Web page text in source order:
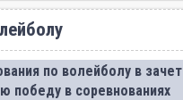
по волейболу в зачет
победу в соревнованиях